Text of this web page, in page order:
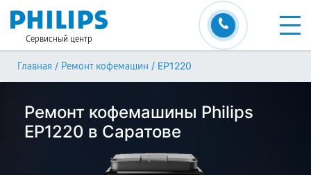
Сервисный центр
Главная / Ремонт кофемашин / EP1220
Ремонт кофемашины Philips
EP1220 в Саратове